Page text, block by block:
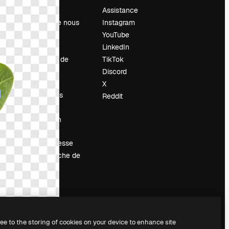
À propos de nous
Carrières
Tendances de
recherche
Blog
Événements
Slidesgo
Vendre mon
contenu
Salle de presse
À la recherche de
Assistance
Instagram
YouTube
LinkedIn
TikTok
Discord
X
Reddit
to the storing of cookies on your device to enhance site